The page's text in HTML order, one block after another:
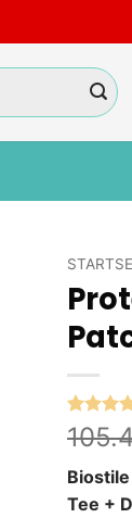
Bewertet
mit5
auf
2
Tee +